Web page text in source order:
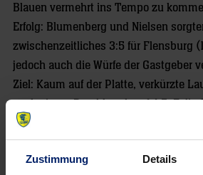
Zustimmung Details
Blauen vermehrt ins Tempo zu
Erfolg: Blumenberg und Nielsen
zwischenzeitliches 3:5 für Flensburg
jedoch auch die Würfe der Gastgeber
Ziel: Kaum auf der Platte, verkürzte
nach einem Durchbruch auf 4:5, Felix
seinem ersten Treffer des Abends
letzten fünf Minuten des ersten
Sommer nach starken